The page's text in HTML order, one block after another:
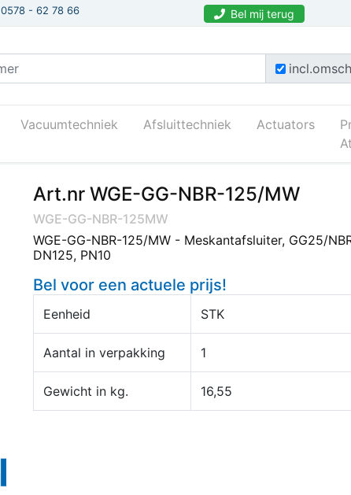
0578 - 62 78 66 Bel mij terug
Vacuumtechniek Afsluittechniek Actuators
Art.nr WGE-GG-NBR-125/MW
WGE-GG-NBR-125MW
WGE-GG-NBR-125/MW - Meskantafsluiter, GG25/
DN125, PN10
Bel voor een actuele prijs!
Eenheid STK
Aantal in verpakking 1
Gewicht in kg. 16,55